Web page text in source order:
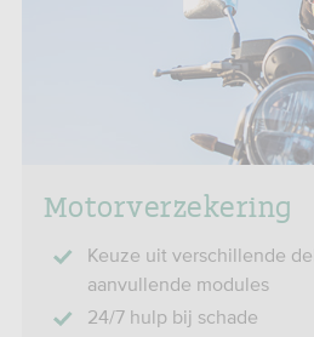
Motorverzekering
Keuze uit verschillende
aanvullende modules
24/7 hulp bij schade